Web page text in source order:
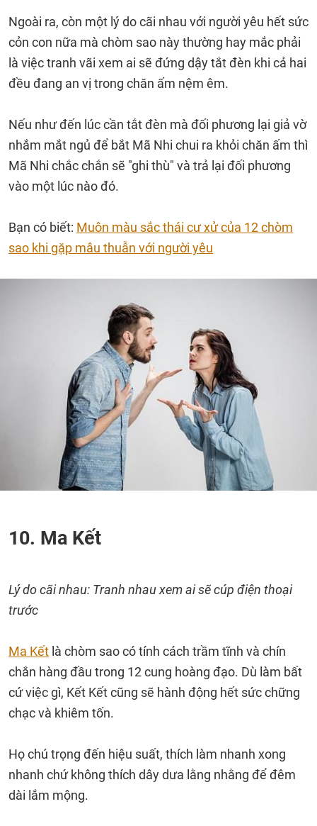
Ngoài ra, còn một lý do cãi nhau với người yêu hết sức
cỏn con nữa mà chòm sao này thường hay mắc phải
là việc tranh vãi xem ai sẽ đứng dậy tắt đèn khi cả hai
đều đang an vị trong chăn ấm nệm êm.
Nếu như đến lúc cần tắt đèn mà đối phương lại giả vờ
nhắm mắt ngủ để bắt Mã Nhi chui ra khỏi chăn ấm thì
Mã Nhi chắc chắn sẽ "ghi thù" và trả lại đối phương
vào một lúc nào đó.
Bạn có biết: Muôn màu sắc thái cư xử của 12 chòm
sao khi gặp mâu thuẫn với người yêu
10. Ma Kết
Lý do cãi nhau: Tranh nhau xem ai sẽ cúp điện thoại
trước
Ma Kết là chòm sao có tính cách trầm tĩnh và chín
chắn hàng đầu trong 12 cung hoàng đạo. Dù làm bất
cứ việc gì, Kết Kết cũng sẽ hành động hết sức chững
chạc và khiêm tốn.
Họ chú trọng đến hiệu suất, thích làm nhanh xong
nhanh chứ không thích dây dưa lằng nhằng để đêm
dài lắm mộng.